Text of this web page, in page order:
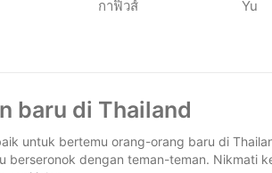
กาฟิวส์ Yu
baru di Thailand
untuk bertemu orang-orang baru di
berseronok dengan teman-teman.